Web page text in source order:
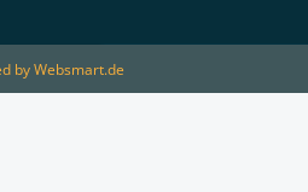
by Websmart.de